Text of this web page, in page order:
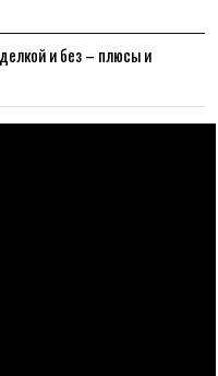
и без – плюсы и